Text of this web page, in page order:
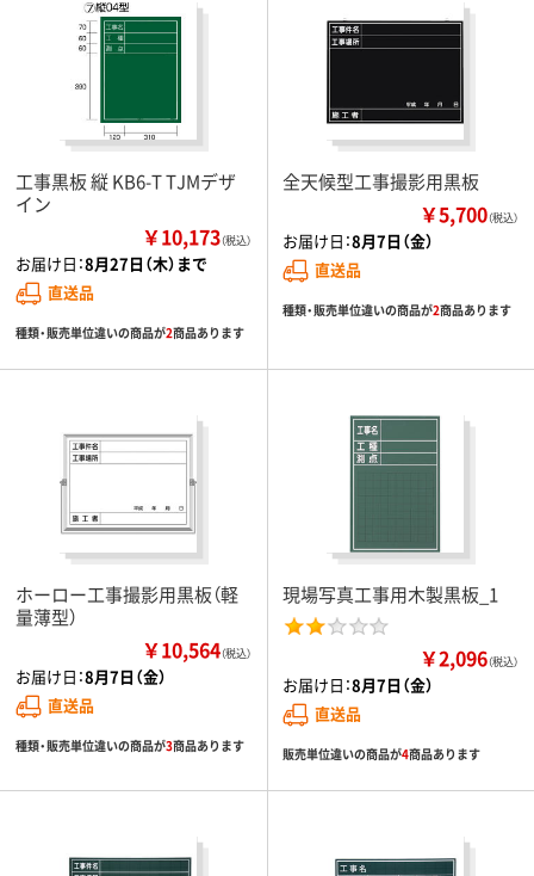
工事黒板 縦 KB6-T TJMデザ
イン
￥10,173（税込）
お届け日：8月27日（木）まで
直送品
種類・販売単位違いの商品が2商品あります
全天候型工事撮影用黒板
￥5,700（税込）
お届け日：8月7日（金）
直送品
種類・販売単位違いの商品が2商品あります
ホーロー工事撮影用黒板（軽
量薄型）
￥10,564（税込）
お届け日：8月7日（金）
直送品
種類・販売単位違いの商品が3商品あります
現場写真工事用木製黒板_1
￥2,096（税込）
お届け日：8月7日（金）
直送品
販売単位違いの商品が4商品あります